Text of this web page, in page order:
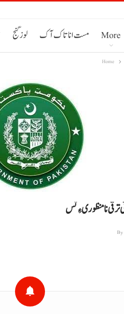
لوز گنج مست انا تاک آک More
Home
By